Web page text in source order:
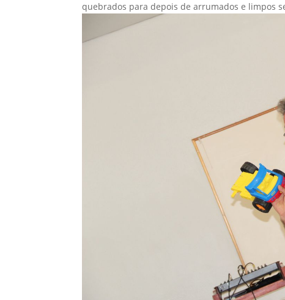
quebrados para depois de arrumados e limpos